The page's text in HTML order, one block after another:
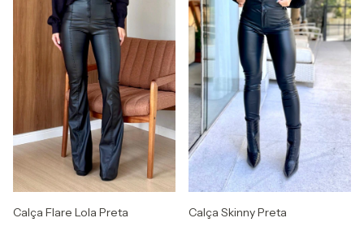
Calça Flare Lola Preta Calça Skinny Preta